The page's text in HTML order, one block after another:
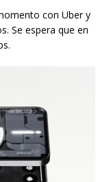
con Uber y
Se espera que en